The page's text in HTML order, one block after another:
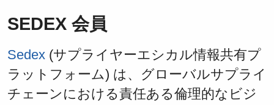
SEDEX 会員
Sedex (サプライヤーエシカル情報共有プ
ラットフォーム) は、グローバルサプライ
チェーンにおける責任ある倫理的なビジ